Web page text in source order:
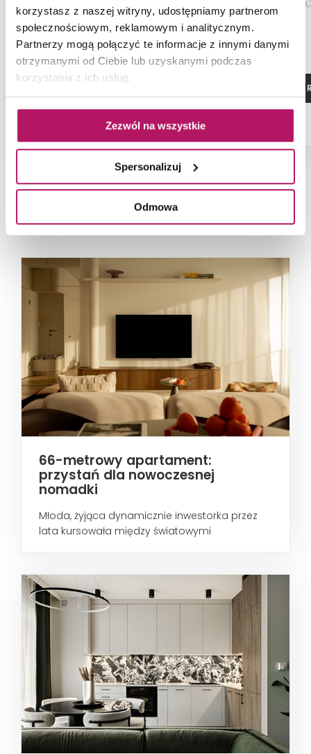
korzystasz z naszej witryny, udostępniamy partnerom
społecznościowym, reklamowym i analitycznym.
Partnerzy mogą połączyć te informacje z innymi danymi
otrzymanymi od Ciebie lub uzyskanymi podczas
korzystania z ich usług.
Zezwól na wszystkie
Spersonalizuj
Odmowa
cm
ZOBACZ
NAJNOWSZE ARTYKUŁY
66-metrowy apartament:
przystań dla nowoczesnej
nomadki
Młoda, żyjąca dynamicznie inwestorka przez
lata kursowała między światowymi